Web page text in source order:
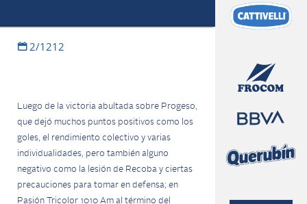
2/1212
Luego de la victoria abultada sobre Progeso,
que dejó muchos puntos positivos como los
goles, el rendimiento colectivo y varias
individualidades, pero también alguno
negativo como la lesión de Recoba y ciertas
precauciones para tomar en defensa; en
Pasión Tricolor 1010 Am al término del